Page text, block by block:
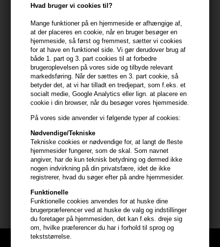
Hvad bruger vi cookies til?
Mange funktioner på en hjemmeside er afhængige af,
at der placeres en cookie, når en bruger besøger en
hjemmeside, så først og fremmest, sætter vi cookies
for at have en funktionel side. Vi gør derudover brug af
både 1. part og 3. part cookies til at forbedre
brugeroplevelsen på vores side og tilbyde relevant
markedsføring. Når der sættes en 3. part cookie, så
betyder det, at vi har tilladt en tredjepart, som f.eks. et
socialt medie, Google Analytics eller lign. at placere en
cookie i din browser, når du besøger vores hjemmeside.
På vores side anvender vi følgende typer af cookies:
Nødvendige/Tekniske
Tekniske cookies er nødvendige for, at langt de fleste
hjemmesider fungerer, som de skal. Som navnet
angiver, har de kun teknisk betydning og dermed ikke
nogen indvirkning på din privatsfære, idet de ikke
registrerer, hvad du søger efter på andre hjemmesider.
Funktionelle
Funktionelle cookies anvendes for at huske dine
brugerpræferencer ved at huske de valg og indstillinger
du foretager på hjemmesiden, det kan f.eks. dreje sig
om, hvilke præferencer du har i forhold til sprog og
tekststørrelse.
metalpartikler.
Egenskaber
L'Oréal Professionnel Série Expert Metal Dx Shampoo anvendes
efter alle typer af professionel hårfarvning og blegning. Denne
shampoo, som er beriget med Glicoamine og Ionene, afrenser
hårfiberen ved at fjerne ophobning af metalpartikler, såsom
kobber*. Håret gendanner sin glans og ser sundt ud.
Farveresultatet er mere ensartet og nøjagtigt, og det bliver mere
modstandsdygtig overfor hårvask og UV-eksponering**
Serie Expert arbejder på at reducere produkternes
miljøpåvirkning. Redesignet flaske med 95% genanvendt plast &
lettere emballage.
Størrelse: 300ml
Loreal Serie Expert